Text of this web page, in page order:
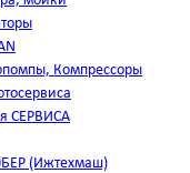
Компрессоры
СЕРВИСА
(Ижтехмаш)